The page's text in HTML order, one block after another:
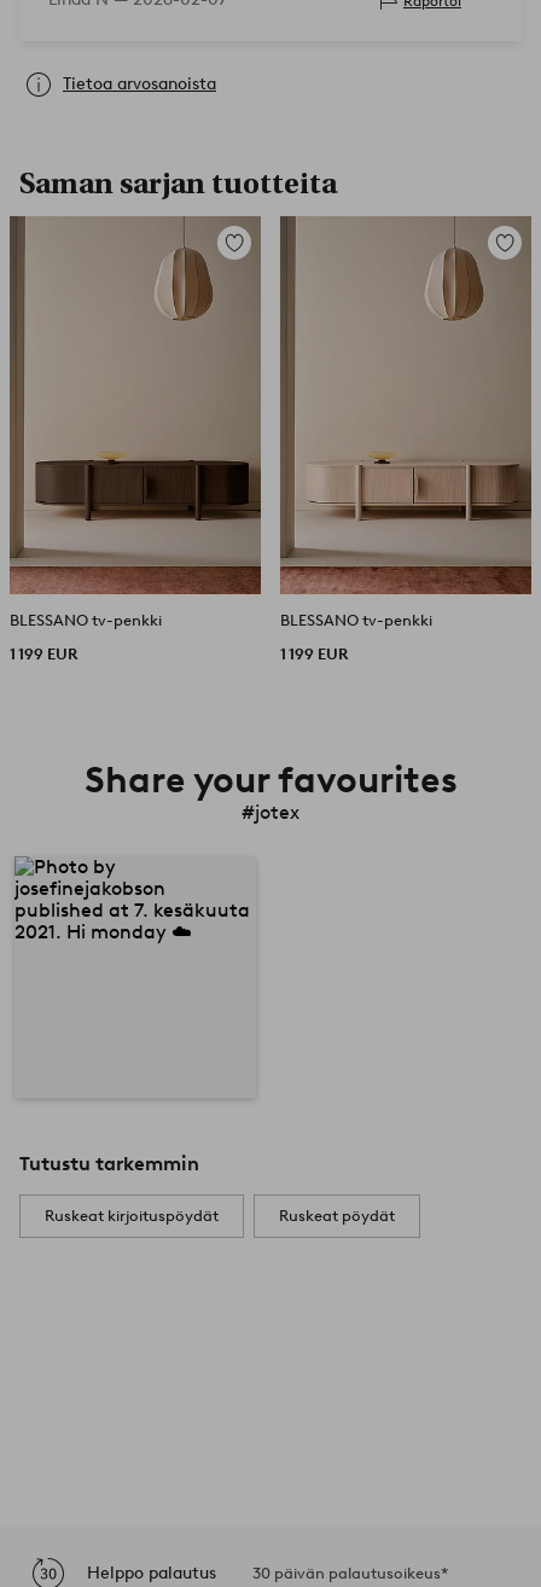
Tietoa arvosanoista
Saman sarjan tuotteita
Lisää
BLESSANO tv-penkki
1 199 EUR
Lisää
BLESSANO tv-penkki
1 199 EUR
Share your favourites
#jotex
Tutustu tarkemmin
Ruskeat kirjoituspöydät Ruskeat pöydät
Helppo palautus 30 päivän palautusoikeus*